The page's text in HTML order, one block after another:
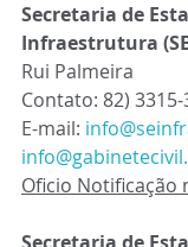
Secretaria de
Infraestrutura
Rui Palmeira
Contato: 82)
E-mail:
Oficio Notificação